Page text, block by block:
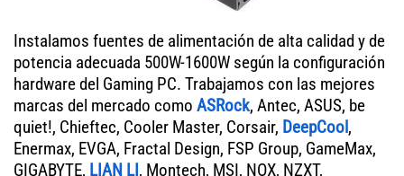
Instalamos fuentes de alimentación de alta calidad y de
potencia adecuada 500W-1600W según la configuración
hardware del Gaming PC. Trabajamos con las mejores
marcas del mercado como ASRock, Antec, ASUS, be
quiet!, Chieftec, Cooler Master, Corsair, DeepCool,
Enermax, EVGA, Fractal Design, FSP Group, GameMax,
GIGABYTE, LIAN LI, Montech, MSI, NOX, NZXT,